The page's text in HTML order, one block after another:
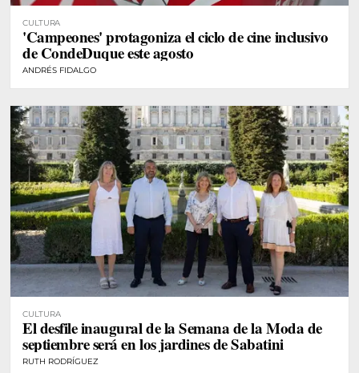
CULTURA
'Campeones' protagoniza el ciclo de cine inclusivo
de CondeDuque este agosto
ANDRÉS FIDALGO
CULTURA
El desfile inaugural de la Semana de la Moda de
septiembre será en los jardines de Sabatini
RUTH RODRÍGUEZ